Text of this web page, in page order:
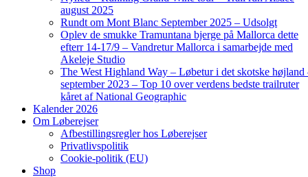
august 2025
Rundt om Mont Blanc September 2025 – Udsolgt
Oplev de smukke Tramuntana bjerge på Mallorca dette
efterr 14-17/9 – Vandretur Mallorca i samarbejde med
Akeleje Studio
The West Highland Way – Løbetur i det skotske højland
september 2023 – Top 10 over verdens bedste trailruter
kåret af National Geographic
Kalender 2026
Om Løberejser
Afbestillingsregler hos Løberejser
Privatlivspolitik
Cookie-politik (EU)
Shop